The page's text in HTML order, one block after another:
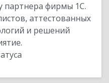
партнера фирмы 1С.
аттестованных
и решений